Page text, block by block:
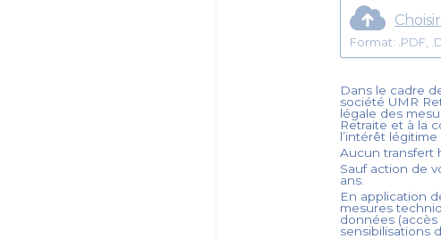
Dans le cadre
société UMR
légale des
Retraite et à la
l’intérêt
Aucun transfert
Sauf action de
ans.
En application
mesures
données
sensibilisations